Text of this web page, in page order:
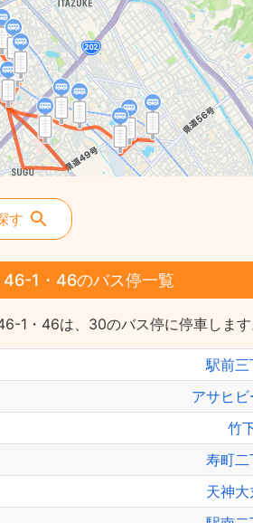
す
46-1・46のバス停一覧
1・46は、30のバス停に停車します
駅前三
アサヒ
竹
寿町二
天神